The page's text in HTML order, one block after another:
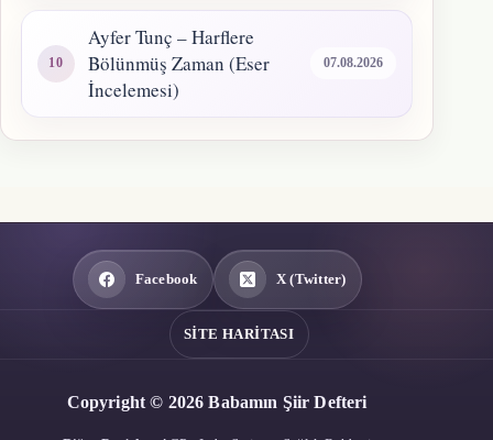
Ayfer Tunç – Harflere
Bölünmüş Zaman (Eser
İncelemesi)
07.08.2026
Facebook X (Twitter)
SITE HARITASI
Copyright © 2026 Babamın Şiir Defteri